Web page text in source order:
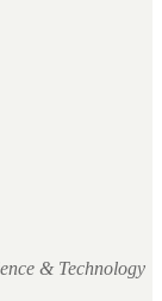
& Technology